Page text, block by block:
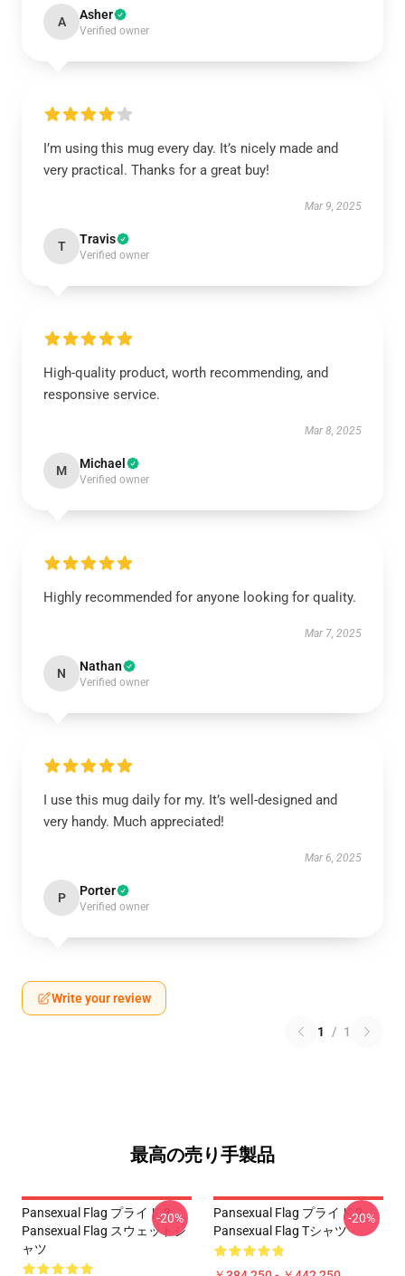
A Asher
Verified owner
I’m using this mug every day. It’s nicely made and
very practical. Thanks for a great buy!
Mar 9, 2025
T Travis
Verified owner
High-quality product, worth recommending, and
responsive service.
Mar 8, 2025
M Michael
Verified owner
Highly recommended for anyone looking for quality.
Mar 7, 2025
N Nathan
Verified owner
I use this mug daily for my. It’s well-designed and
very handy. Much appreciated!
Mar 6, 2025
P Porter
Verified owner
Write your review
1 / 1
最高の売り手製品
Pansexual Flag プライド 3
Pansexual Flag スウェットシ
ャツ
-20%
Pansexual Flag プライド 2
Pansexual Flag Tシャツ
-20%